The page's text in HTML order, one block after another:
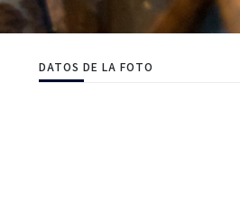
DATOS DE LA FOTO